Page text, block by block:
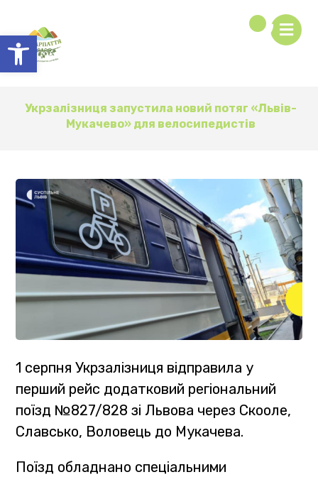
Відкрити Панель інструментів
Укрзалізниця запустила новий потяг «Львів-
Мукачево» для велосипедистів
1 серпня Укрзалізниця відправила у
перший рейс додатковий регіональний
поїзд №827/828 зі Львова через Скооле,
Славсько, Воловець до Мукачева.
Поїзд обладнано спеціальними